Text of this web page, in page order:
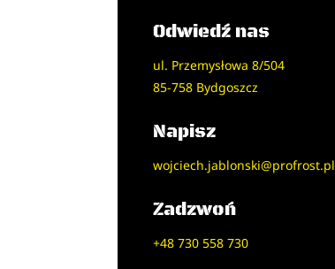
Odwiedź nas
ul. Przemysłowa 8/504
85-758 Bydgoszcz
Napisz
wojciech.jablonski@profrost.pl
Zadzwoń
+48 730 558 730